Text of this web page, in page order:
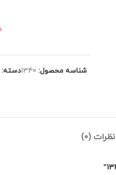
شناسه محصول: 1340دسته:
نظرات (0)